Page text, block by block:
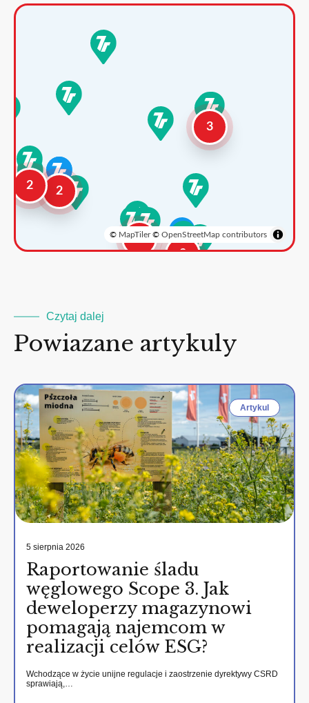
2
2
3
2
3
© MapTiler© OpenStreetMap contributors
Czytaj dalej
Powiazane artykuly
Artykul
5 sierpnia 2026
Raportowanie śladu
węglowego Scope 3. Jak
deweloperzy magazynowi
pomagają najemcom w
realizacji celów ESG?
Wchodzące w życie unijne regulacje i zaostrzenie dyrektywy CSRD
sprawiają,…